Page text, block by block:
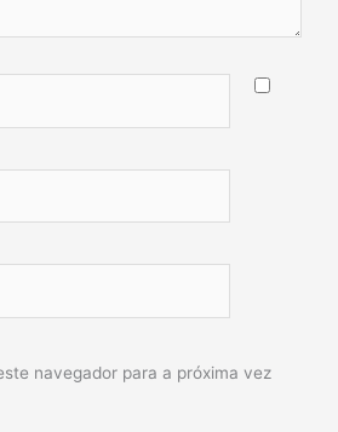
navegador para a próxima vez